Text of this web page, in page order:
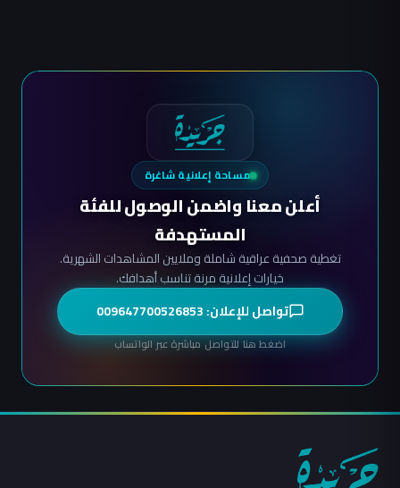
مساحة إعلانية شاغرة
أعلن معنا واضمن الوصول للفئة
المستهدفة
تغطية صحفية عراقية شاملة وملايين المشاهدات الشهرية.
خيارات إعلانية مرنة تناسب أهدافك.
تواصل للإعلان: 009647700526853
اضغط هنا للتواصل مباشرة عبر الواتساب